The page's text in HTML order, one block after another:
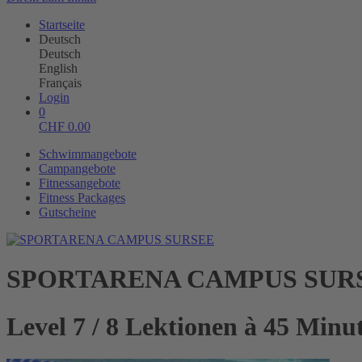
Startseite
Deutsch
Deutsch
English
Français
Login
0
CHF 0.00
Schwimmangebote
Campangebote
Fitnessangebote
Fitness Packages
Gutscheine
SPORTARENA CAMPUS
Level 7 / 8 Lektionen à 45